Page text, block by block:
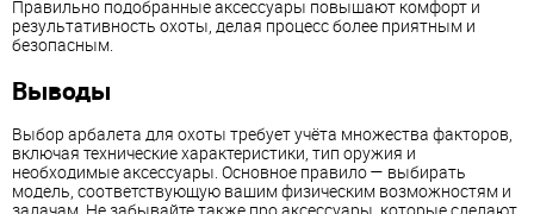
Правильно подобранные аксессуары повышают комфорт и
результативность охоты, делая процесс более приятным и
безопасным.
Выводы
Выбор арбалета для охоты требует учёта множества факторов,
включая технические характеристики, тип оружия и
необходимые аксессуары. Основное правило — выбирать
модель, соответствующую вашим физическим возможностям и